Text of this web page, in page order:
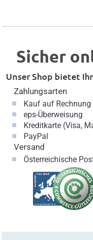
Sicher
Unser Shop bietet
Zahlungsarten
Kauf auf Rechnung
eps-Überweisung
Kreditkarte (Visa,
PayPal
Versand
Österreichische